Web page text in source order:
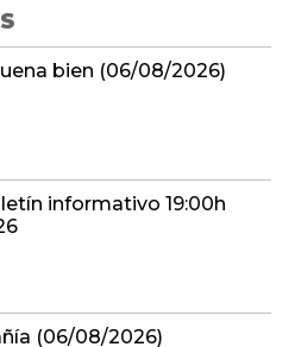
bien (06/08/2026)
informativo 19:00h
(06/08/2026)